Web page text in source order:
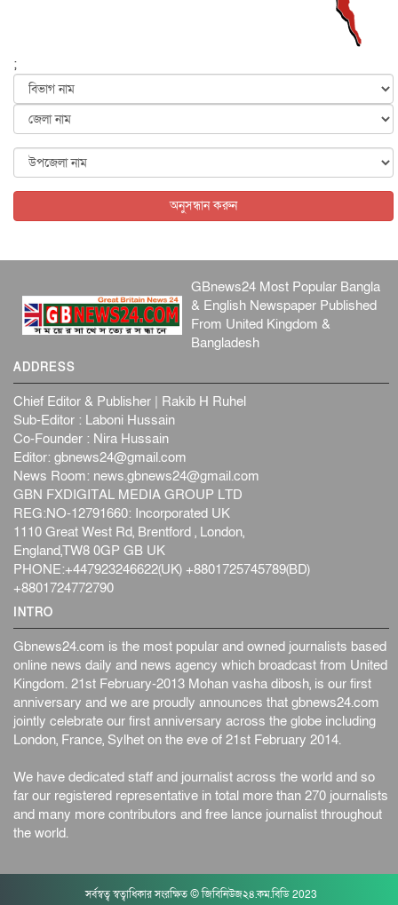
৫ আগস্ট, ২০২৬
পৃথিবীর দিকে আসছে বিধ্বংসী বস্তু, পারমাণবিক বোমা দিয়ে করা
আন্তর্জাতিক ৫ আগস্ট, ২০২৬
কেনিয়ায় ১৫ হাতির রহস্যজনক মৃত্যু, সন্দেহের মুখে কীটনাশকের
আন্তর্জাতিক ৫ আগস্ট, ২০২৬
;
অনুসন্ধান করুন
GBnews24 Most Popular Bangla
& English Newspaper Published
From United Kingdom &
Bangladesh
ADDRESS
Chief Editor & Publisher | Rakib H Ruhel
Sub-Editor : Laboni Hussain
Co-Founder : Nira Hussain
Editor: gbnews24@gmail.com
News Room: news.gbnews24@gmail.com
GBN FXDIGITAL MEDIA GROUP LTD
REG:NO-12791660: Incorporated UK
1110 Great West Rd, Brentford , London,
England,TW8 0GP GB UK
PHONE:+447923246622(UK) +8801725745789(BD)
+8801724772790
INTRO
Gbnews24.com is the most popular and owned journalists based
online news daily and news agency which broadcast from United
Kingdom. 21st February-2013 Mohan vasha dibosh, is our first
anniversary and we are proudly announces that gbnews24.com
jointly celebrate our first anniversary across the globe including
London, France, Sylhet on the eve of 21st February 2014.
We have dedicated staff and journalist across the world and so
far our registered representative in total more than 270 journalists
and many more contributors and free lance journalist throughout
the world.
সর্বস্বত্ব স্বত্বাধিকার সংরক্ষিত © জিবিনিউজ২৪.কম.বিডি 2023